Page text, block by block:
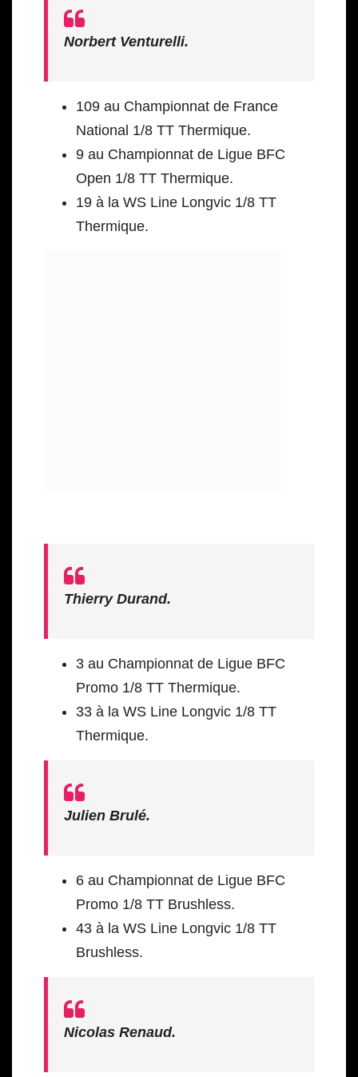
Norbert Venturelli.
109 au Championnat de France
National 1/8 TT Thermique.
9 au Championnat de Ligue BFC
Open 1/8 TT Thermique.
19 à la WS Line Longvic 1/8 TT
Thermique.
Thierry Durand.
3 au Championnat de Ligue BFC
Promo 1/8 TT Thermique.
33 à la WS Line Longvic 1/8 TT
Thermique.
Julien Brulé.
6 au Championnat de Ligue BFC
Promo 1/8 TT Brushless.
43 à la WS Line Longvic 1/8 TT
Brushless.
Nicolas Renaud.